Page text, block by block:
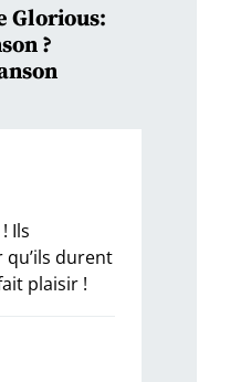
Glorious:
?
Ils
durent
plaisir !